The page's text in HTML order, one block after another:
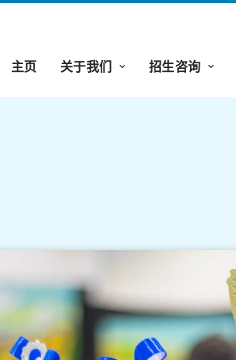
主页 关于我们 招生咨询